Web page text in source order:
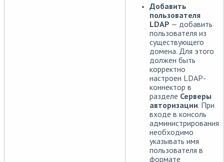
Добавить
пользователя
LDAP — добавить
пользователя из
существующего
домена. Для этого
должен быть
корректно
настроен LDAP-
коннектор в
разделе Серверы
авторизации. При
входе в консоль
администрирования
необходимо
указывать имя
пользователя в
формате